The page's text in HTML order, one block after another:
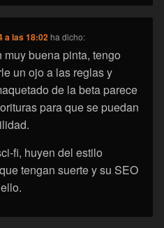
a las 18:02 ha dicho:
muy buena pinta, tengo
un ojo a las reglas y
de la beta parece
para que se puedan
fi, huyen del estilo
tengan suerte y su SEO